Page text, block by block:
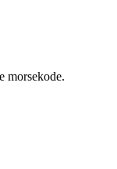
morsekode.